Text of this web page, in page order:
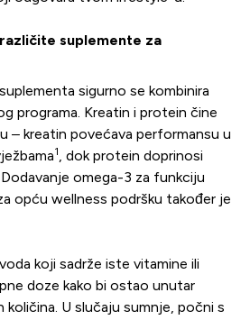
suplemente za
sigurno se kombinira
programa. Kreatin i protein čine
– kreatin povećava performansu u
1, dok protein doprinosi
Dodavanje omega-3 za funkciju
opću wellness podršku također je
koji sadrže iste vitamine ili
doze kako bi ostao unutar
količina. U slučaju sumnje, počni s